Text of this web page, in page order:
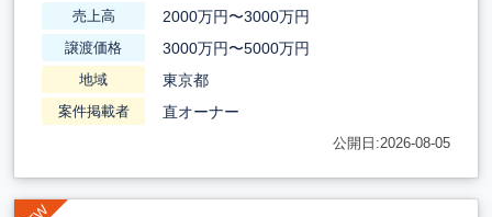
売上高 2000万円〜3000万円
譲渡価格 3000万円〜5000万円
地域 東京都
案件掲載者 直オーナー
公開日:2026-08-05